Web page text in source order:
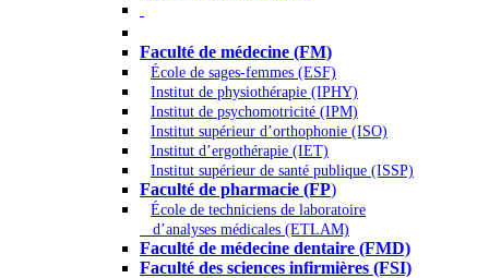
Faculté de médecine (FM)
École de sages-femmes (ESF)
Institut de physiothérapie (IPHY)
Institut de psychomotricité (IPM)
Institut supérieur d’orthophonie (ISO)
Institut d’ergothérapie (IET)
Institut supérieur de santé publique (ISSP)
Faculté de pharmacie (FP)
École de techniciens de laboratoire
d’analyses médicales (ETLAM)
Faculté de médecine dentaire (FMD)
Faculté des sciences infirmières (FSI)